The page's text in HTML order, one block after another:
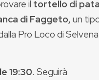
il tortello di
di Faggeto,un
Pro Loco di
19:30. Seguirà